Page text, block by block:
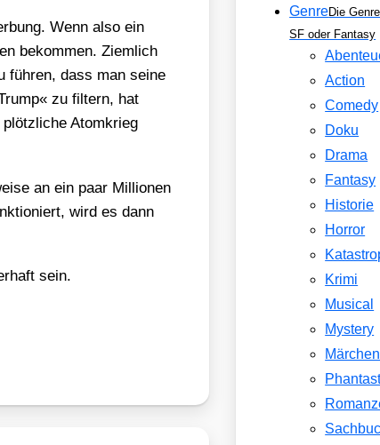
Wenn also ein
bekom­men. Ziem­lich
füh­ren, dass man sei­ne
zu fil­tern, hat
Atom­krieg
an ein paar Mil­lio­nen
wird es dann
sein.
GenreDie
SF oder Fantasy
Action
Comedy
Doku
Drama
Fantasy
Historie
Horror
Krimi
Musical
Mystery
Märchen